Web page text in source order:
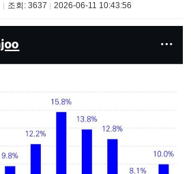
조회: 3637 2026-06-11 10:43:56